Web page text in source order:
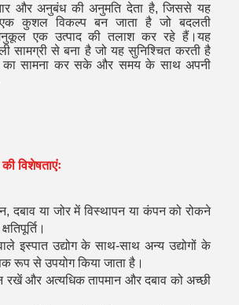
और अनुबंध की अनुमति देता है, जिससे यह
कुशल विकल्प बन जाता है जो बदलती
एक उत्पाद की तलाश कर रहे हैं।यह
सामग्री से बना है जो यह सुनिश्चित करती है
का सामना कर सके और समय के साथ अपनी
विशेषताएंः
दबाव या जोर में विस्थापन या कंपन को रोकने
इस्पात उद्योग के साथ-साथ अन्य उद्योगों के
रूप से उपयोग किया जाता है।
रखें और अत्यधिक तापमान और दबाव को अच्छी